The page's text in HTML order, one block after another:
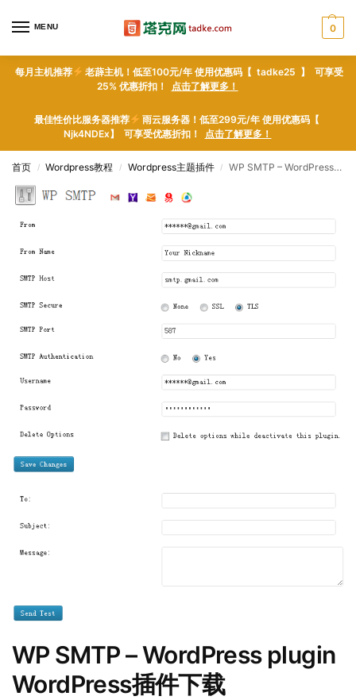
MENU 0
每月主机推荐
老薜主机！低至100元/年 使用优惠码【 tadke25 】 可享受
25% 优惠折扣！ 点击了解更多！
最佳性价比服务器推荐
雨云服务器！低至299元/年 使用优惠码【
Njk4NDEx】 可享受优惠折扣！ 点击了解更多！
首页 / Wordpress教程 / Wordpress主题插件 / WP SMTP – WordPress plugin WordPress插件下载
WP SMTP – WordPress plugin
WordPress插件下载